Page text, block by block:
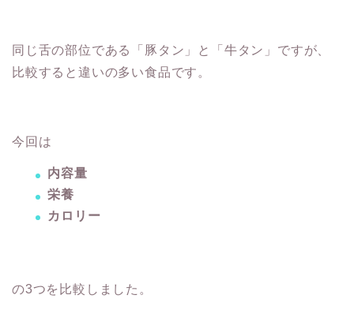
同じ舌の部位である「豚タン」と「牛タン」ですが、
比較すると違いの多い食品です。
今回は
内容量
栄養
カロリー
の3つを比較しました。